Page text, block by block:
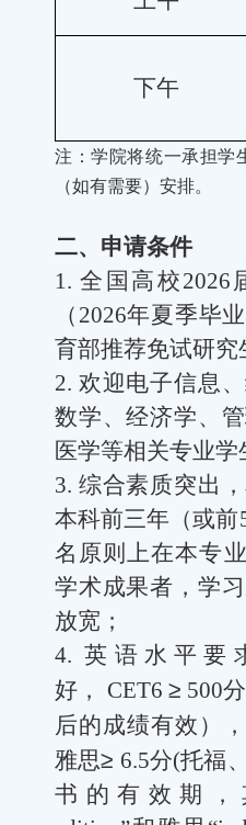
下午
注：学院将统一承担学
（如有需要）安排。
二、申请条件
1.全国高校2026
（ 2026年夏季毕
育部推荐免试研究
2. 欢迎电子信息
数学、经济学、
医学等相关专业学
3. 综合素质突出
本科前三年（或前
名原则上在本专
学术成果者，学
放宽；
4.英语水平要
好，
CET6 ≥ 500
后的成绩有效）
雅思≥ 6.5分(托福
书的有效期，